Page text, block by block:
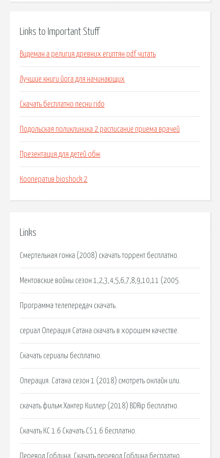
Links to Important Stuff
Видеман а религия древних египтян pdf читать
Лучшие книги йога для начинающих
Скачать бесплатно песни rido
Подольская поликлиника 2 расписание приема врачей
Презентация для детей обж
Кооператив bioshock 2
Links
Смертельная гонка (2008) скачать торрент бесплатно.
Ментовские войны сезон 1,2,3,4,5,6,7,8,9,10,11 (2005.
Программа телепередач скачать.
сериал Операция Сатана скачать в хорошем качестве.
Скачать сериалы бесплатно.
Операция. Сатана сезон 1 (2018) смотреть онлайн или.
скачать фильм Хантер Киллер (2018) BDRip бесплатно.
Скачать КС 1.6 Скачать CS 1.6 бесплатно.
Перевод Гоблина. Скачать перевод Гоблина бесплатно.